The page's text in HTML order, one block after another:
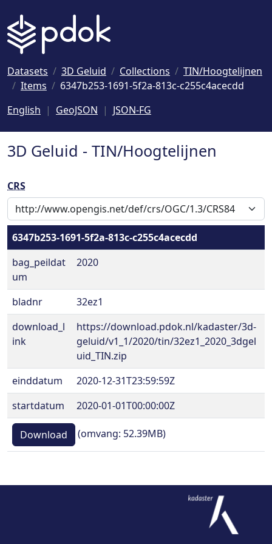
Datasets 3D Geluid Collections
TIN/Hoogtelijnen
Items
6347b253-1691-5f2a-813c-c255c4acecdd
English
GeoJSON JSON-FG
3D Geluid - TIN/Hoogtelijnen
CRS
6347b253-1691-5f2a-813c-c255c4acecdd
bag_peildat
um
2020
bladnr
32ez1
download_l
ink
https://download.pdok.nl/kadaster/3d-
geluid/v1_1/2020/tin/32ez1_2020_3dgel
uid_TIN.zip
einddatum
2020-12-31T23:59:59Z
startdatum
2020-01-01T00:00:00Z
Download (omvang: 52.39MB)